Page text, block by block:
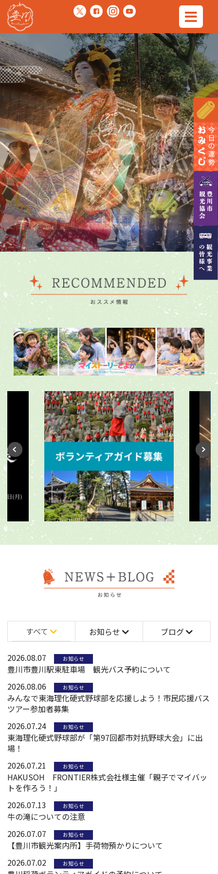
すべて お知らせ ブログ
2026.08.07 お知らせ
豊川市豊川駅東駐車場 観光バス予約について
2026.08.06
お知らせ
みんなで東海理化硬式野球部を応援しよう！市民応援バス
ツアー参加者募集
2026.07.24
お知らせ
東海理化硬式野球部が「第97回都市対抗野球大会」に出
場！
2026.07.21
お知らせ
HAKUSOH FRONTIER株式会社様主催「親子でマイバッ
トを作ろう！」
2026.07.13
お知らせ
牛の滝についての注意
2026.07.07
お知らせ
【豊川市観光案内所】手荷物預かりについて
2026.07.02
お知らせ